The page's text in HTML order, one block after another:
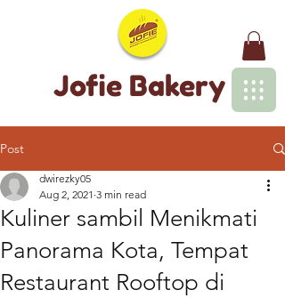
Jofie Bakery
Post
Kuliner sambil Menikmati
Panorama Kota, Tempat
Restaurant Rooftop di
dwirezky05
Aug 2, 2021 3 min read